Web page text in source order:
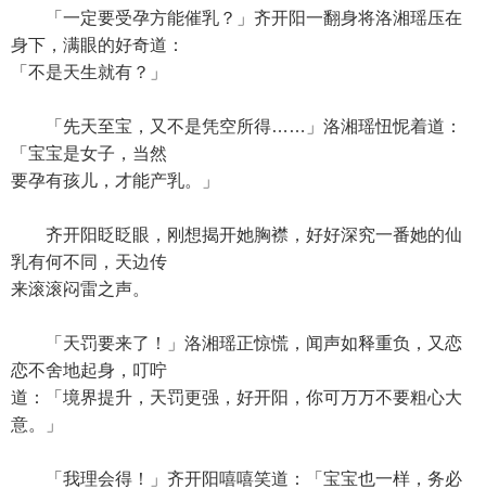
「一定要受孕方能催乳？」齐开阳一翻身将洛湘瑶压在
身下，满眼的好奇道：
「不是天生就有？」
「先天至宝，又不是凭空所得……」洛湘瑶忸怩着道：
「宝宝是女子，当然
要孕有孩儿，才能产乳。」
齐开阳眨眨眼，刚想揭开她胸襟，好好深究一番她的仙
乳有何不同，天边传
来滚滚闷雷之声。
「天罚要来了！」洛湘瑶正惊慌，闻声如释重负，又恋
恋不舍地起身，叮咛
道：「境界提升，天罚更强，好开阳，你可万万不要粗心大
意。」
「我理会得！」齐开阳嘻嘻笑道：「宝宝也一样，务必